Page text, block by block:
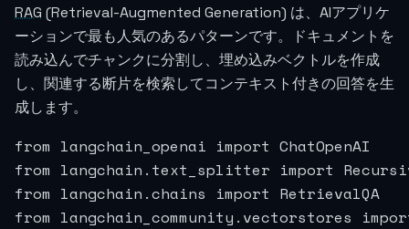
RAG (Retrieval-Augmented Generation) は、AIアプリケ
ーションで最も人気のあるパターンです。ドキュメントを
読み込んでチャンクに分割し、埋め込みベクトルを作成
し、関連する断片を検索してコンテキスト付きの回答を生
成します。
from langchain_openai import ChatOpenAI
from langchain.text_splitter import
from langchain.chains import RetrievalQA
from langchain_community.vectorstores